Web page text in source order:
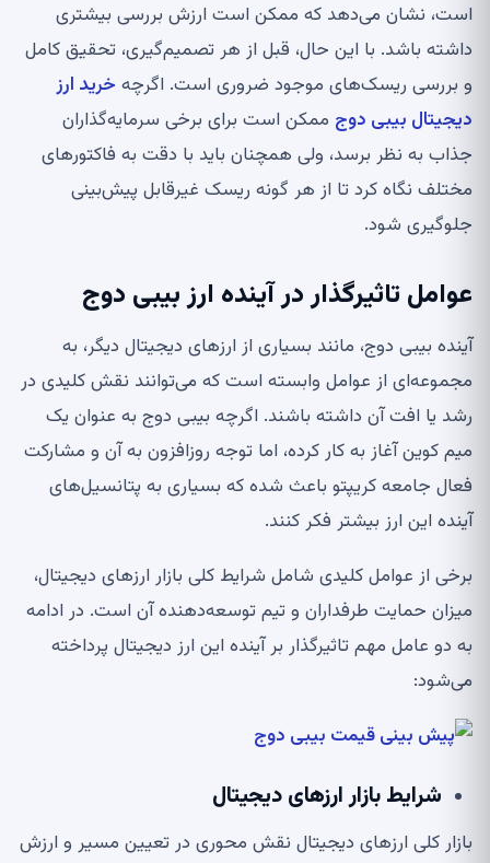
است، نشان می‌دهد که ممکن است ارزش بررسی بیشتری
داشته باشد. با این حال، قبل از هر تصمیم‌گیری، تحقیق کامل
و بررسی ریسک‌های موجود ضروری است. اگرچه خرید ارز
دیجیتال بیبی دوج ممکن است برای برخی سرمایه‌گذاران
جذاب به نظر برسد، ولی همچنان باید با دقت به فاکتورهای
مختلف نگاه کرد تا از هر گونه ریسک غیرقابل پیش‌بینی
جلوگیری شود.
عوامل تاثیرگذار در آینده ارز بیبی دوج
آینده بیبی دوج، مانند بسیاری از ارزهای دیجیتال دیگر، به
مجموعه‌ای از عوامل وابسته است که می‌توانند نقش کلیدی در
رشد یا افت آن داشته باشند. اگرچه بیبی دوج به عنوان یک
میم کوین آغاز به کار کرده، اما توجه روزافزون به آن و مشارکت
فعال جامعه کریپتو باعث شده که بسیاری به پتانسیل‌های
آینده این ارز بیشتر فکر کنند.
برخی از عوامل کلیدی شامل شرایط کلی بازار ارزهای دیجیتال،
میزان حمایت طرفداران و تیم توسعه‌دهنده آن است. در ادامه
به دو عامل مهم تاثیرگذار بر آینده این ارز دیجیتال پرداخته
می‌شود:
شرایط بازار ارزهای دیجیتال
بازار کلی ارزهای دیجیتال نقش محوری در تعیین مسیر و ارزش